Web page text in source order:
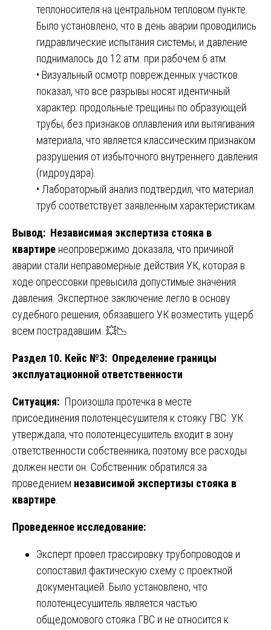
теплоносителя на центральном тепловом пункте.
Было установлено, что в день аварии проводились
гидравлические испытания системы, и давление
поднималось до 12 атм. при рабочем 6 атм.
• Визуальный осмотр поврежденных участков
показал, что все разрывы носят идентичный
характер: продольные трещины по образующей
трубы, без признаков оплавления или вытягивания
материала, что является классическим признаком
разрушения от избыточного внутреннего давления
(гидроудара).
• Лабораторный анализ подтвердил, что материал
труб соответствует заявленным характеристикам.
Вывод: Независимая экспертиза стояка в
квартире неопровержимо доказала, что причиной
аварии стали неправомерные действия УК, которая в
ходе опрессовки превысила допустимые значения
давления. Экспертное заключение легло в основу
судебного решения, обязавшего УК возместить ущерб
всем пострадавшим. 💥📉
Раздел 10. Кейс №3: Определение границы
эксплуатационной ответственности
Ситуация: Произошла протечка в месте
присоединения полотенцесушителя к стояку ГВС. УК
утверждала, что полотенцесушитель входит в зону
ответственности собственника, поэтому все расходы
должен нести он. Собственник обратился за
проведением независимой экспертизы стояка в
квартире
Проведенное исследование:
Эксперт провел трассировку трубопроводов и
сопоставил фактическую схему с проектной
документацией. Было установлено, что
полотенцесушитель является частью
общедомового стояка ГВС и не относится к